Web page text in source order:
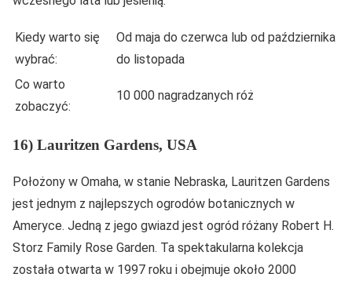
Kiedy warto się
wybrać:
Od maja do czerwca lub od października
do listopada
Co warto
zobaczyć:
10 000 nagradzanych róż
16) Lauritzen Gardens, USA
Położony w Omaha, w stanie Nebraska, Lauritzen Gardens
jest jednym z najlepszych ogrodów botanicznych w
Ameryce. Jedną z jego gwiazd jest ogród różany Robert H.
Storz Family Rose Garden. Ta spektakularna kolekcja
została otwarta w 1997 roku i obejmuje około 2000